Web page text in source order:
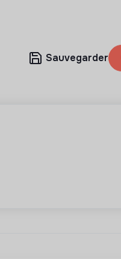
Sauvegarder